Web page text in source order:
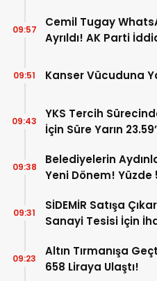
Cemil Tugay
Ayrıldı! AK Parti
09:57
Kanser Vücuduna
09:51
YKS Tercih
İçin Süre Yarın
09:43
Belediyelerin
Yeni Dönem! Yüzde
09:38
SİDEMİR Satışa
Sanayi Tesisi İçin
09:31
Altın Tırmanışa
658 Liraya Ulaştı!
09:23